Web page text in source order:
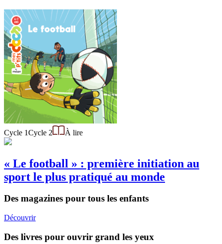
Cycle 1Cycle 2 À lire
« Le football » : première initiation au
sport le plus pratiqué au monde
Des magazines pour tous les enfants
Découvrir
Des livres pour ouvrir grand les yeux